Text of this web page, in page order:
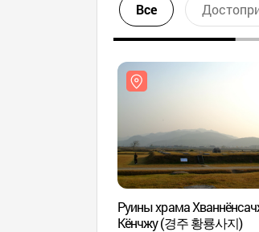
Все
Руины храма
Кёнчжу (경주 황룡사지)